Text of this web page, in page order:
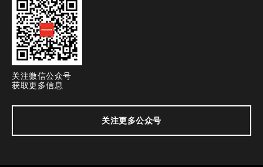
关注微信公众号
获取更多信息
关注更多公众号